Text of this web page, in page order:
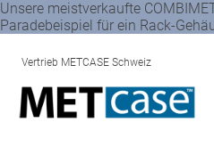
Unsere meistverkaufte
Paradebeispiel für ein Rack-
Vertrieb METCASE Schweiz